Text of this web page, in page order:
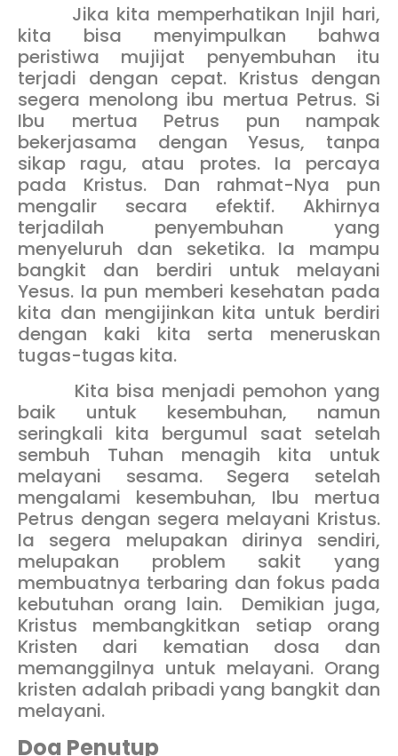
Jika kita memperhatikan Injil hari,
kita bisa menyimpulkan bahwa
peristiwa mujijat penyembuhan itu
terjadi dengan cepat. Kristus dengan
segera menolong ibu mertua Petrus. Si
Ibu mertua Petrus pun nampak
bekerjasama dengan Yesus, tanpa
sikap ragu, atau protes. Ia percaya
pada Kristus. Dan rahmat-Nya pun
mengalir secara efektif. Akhirnya
terjadilah penyembuhan yang
menyeluruh dan seketika. Ia mampu
bangkit dan berdiri untuk melayani
Yesus. Ia pun memberi kesehatan pada
kita dan mengijinkan kita untuk berdiri
dengan kaki kita serta meneruskan
tugas-tugas kita.
Kita bisa menjadi pemohon yang
baik untuk kesembuhan, namun
seringkali kita bergumul saat setelah
sembuh Tuhan menagih kita untuk
melayani sesama. Segera setelah
mengalami kesembuhan, Ibu mertua
Petrus dengan segera melayani Kristus.
Ia segera melupakan dirinya sendiri,
melupakan problem sakit yang
membuatnya terbaring dan fokus pada
kebutuhan orang lain. Demikian juga,
Kristus membangkitkan setiap orang
Kristen dari kematian dosa dan
memanggilnya untuk melayani. Orang
kristen adalah pribadi yang bangkit dan
melayani.
Doa Penutup